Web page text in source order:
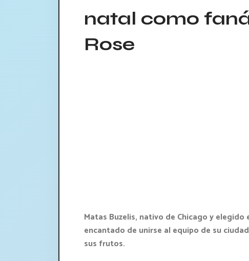
natal como
Rose
Matas Buzelis, nativo de Chicago y elegido
encantado de unirse al equipo de su
sus frutos.